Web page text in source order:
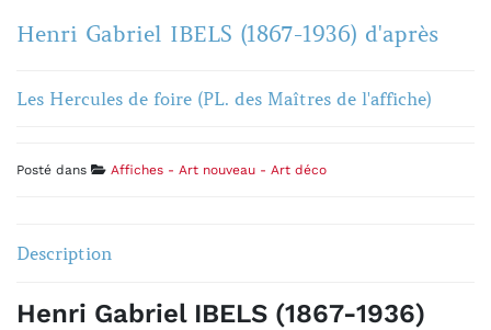
Henri Gabriel IBELS (1867-1936) d'après
Les Hercules de foire (PL. des Maîtres de l'affiche)
Posté dans Affiches - Art nouveau - Art déco
Description
Henri Gabriel IBELS (1867-1936)